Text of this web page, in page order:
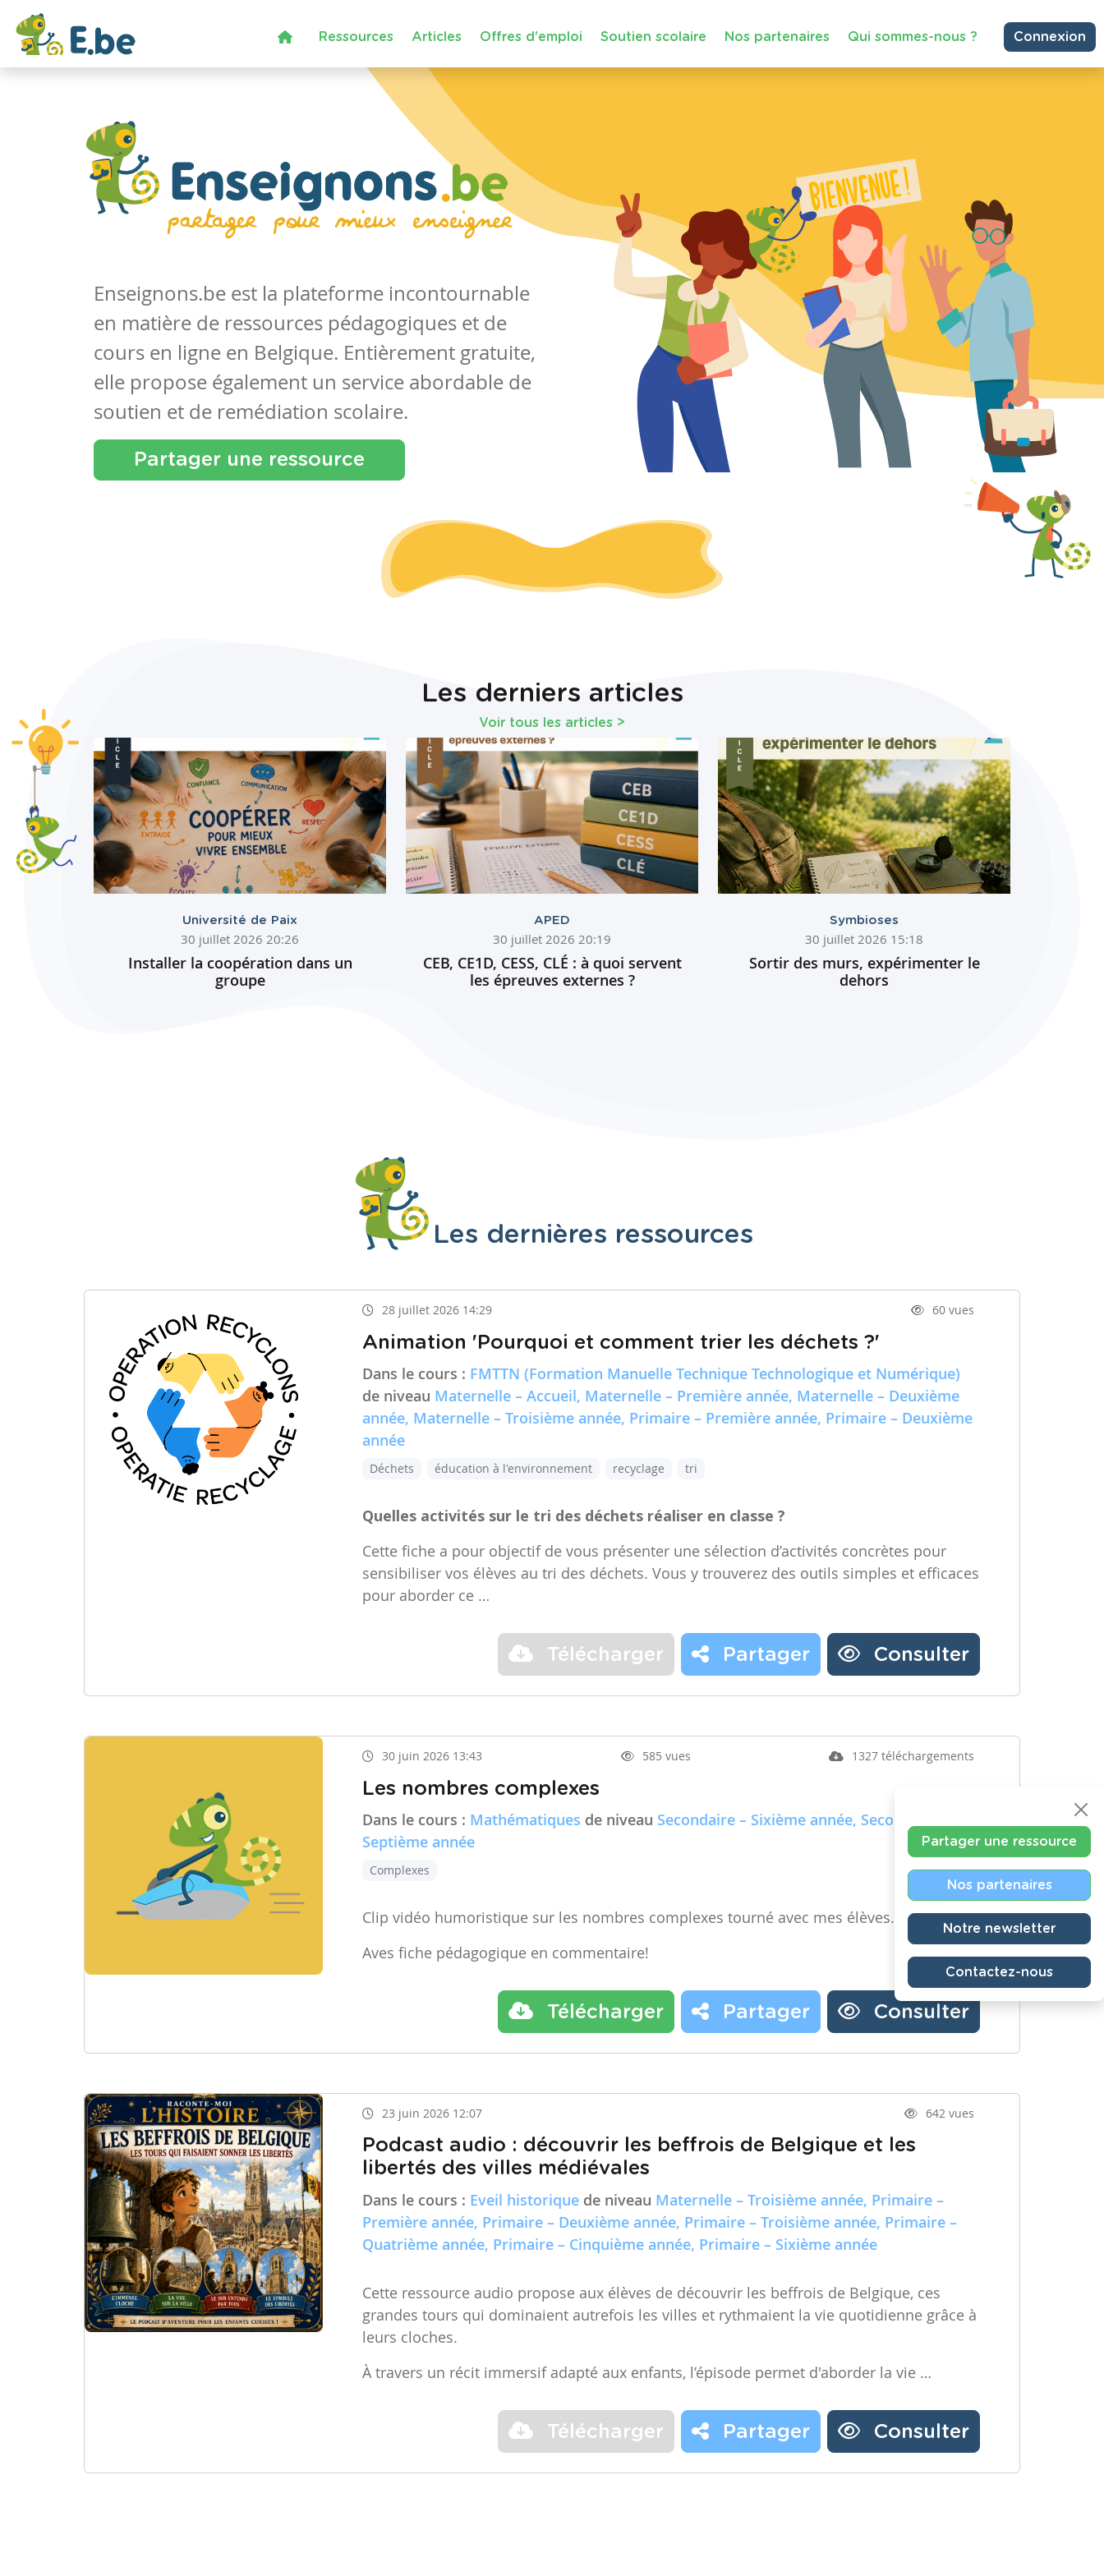
Ressources Articles Offres d'emploi Soutien scolaire Nos partenaires Qui sommes-nous ? Connexion
Enseignons.be est la plateforme incontournable
en matière de ressources pédagogiques et de
cours en ligne en Belgique. Entièrement gratuite,
elle propose également un service abordable de
soutien et de remédiation scolaire.
Partager une ressource
Les derniers articles
Voir tous les articles >
Université de Paix
30 juillet 2026 20:26
Installer la coopération dans un
groupe
APED
30 juillet 2026 20:19
CEB, CE1D, CESS, CLÉ : à quoi servent
les épreuves externes ?
Symbioses
30 juillet 2026 15:18
Sortir des murs, expérimenter le
dehors
Les dernières ressources
28 juillet 2026 14:29 60 vues
Animation 'Pourquoi et comment trier les déchets ?'
Dans le cours : FMTTN (Formation Manuelle Technique Technologique et Numérique)
de niveau Maternelle – Accueil, Maternelle – Première année, Maternelle – Deuxième
année, Maternelle – Troisième année, Primaire – Première année, Primaire – Deuxième
année
Déchets éducation à l'environnement recyclage tri
Quelles activités sur le tri des déchets réaliser en classe ?
Cette fiche a pour objectif de vous présenter une sélection d’activités concrètes pour
sensibiliser vos élèves au tri des déchets. Vous y trouverez des outils simples et efficaces
pour aborder ce …
Télécharger Partager Consulter
30 juin 2026 13:43 585 vues 1327 téléchargements
Les nombres complexes
Dans le cours : Mathématiques de niveau Secondaire – Sixième année, Secondaire –
Septième année
Complexes
Clip vidéo humoristique sur les nombres complexes tourné avec mes élèves.
Aves fiche pédagogique en commentaire!
Télécharger Partager Consulter
23 juin 2026 12:07 642 vues
Podcast audio : découvrir les beffrois de Belgique et les
libertés des villes médiévales
Dans le cours : Eveil historique de niveau Maternelle – Troisième année, Primaire –
Première année, Primaire – Deuxième année, Primaire – Troisième année, Primaire –
Quatrième année, Primaire – Cinquième année, Primaire – Sixième année
Cette ressource audio propose aux élèves de découvrir les beffrois de Belgique, ces
grandes tours qui dominaient autrefois les villes et rythmaient la vie quotidienne grâce à
leurs cloches.
À travers un récit immersif adapté aux enfants, l’épisode permet d'aborder la vie …
Télécharger Partager Consulter
Partager une ressource
Nos partenaires
Notre newsletter
Contactez-nous